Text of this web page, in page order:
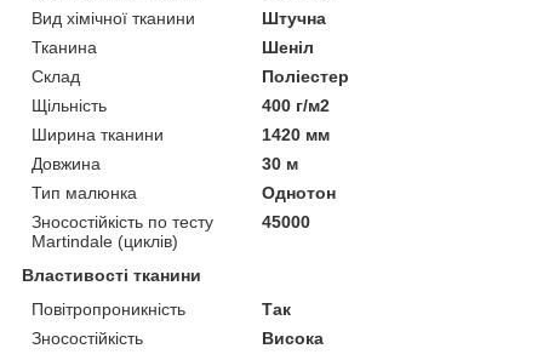
Вид хімічної тканини
Штучна
Тканина
Шеніл
Склад
Поліестер
Щільність
400 г/м2
Ширина тканини
1420 мм
Довжина
30 м
Тип малюнка
Однотон
Зносостійкість по тесту
Martindale (циклів)
45000
Властивості тканини
Повітропроникність
Так
Зносостійкість
Висока